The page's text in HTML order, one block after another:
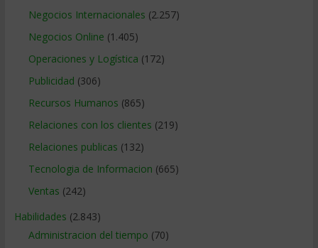
Negocios Internacionales (2.257)
Negocios Online (1.405)
Operaciones y Logística (172)
Publicidad (306)
Recursos Humanos (865)
Relaciones con los clientes (219)
Relaciones publicas (132)
Tecnologia de Informacion (665)
Ventas (242)
Habilidades (2.843)
Administracion del tiempo (70)